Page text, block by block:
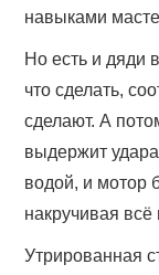
навыками
Но есть и дяди
что сделать,
сделают. А
выдержит
водой, и мотор
накручивая всё
Утрированная